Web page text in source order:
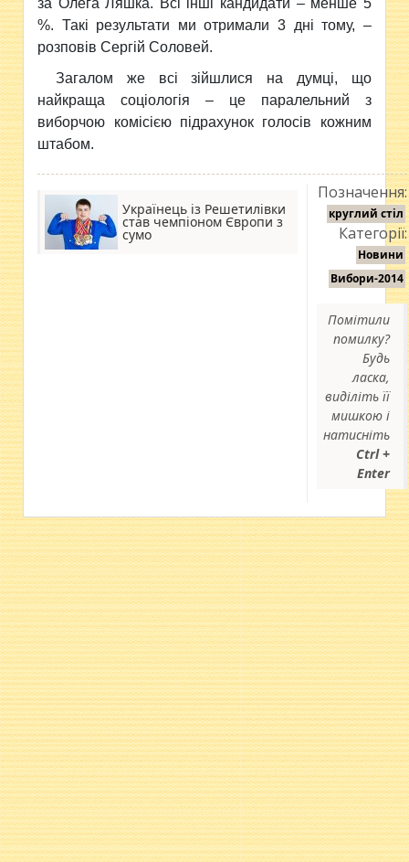
%. Такі результати ми отримали 3 дні тому, –
розповів Сергій Соловей.
Загалом же всі зійшлися на думці, що
найкраща соціологія – це паралельний з
виборчою комісією підрахунок голосів кожним
штабом.
Українець із Решетилівки
став чемпіоном Європи з
сумо
Позначення:
круглий стіл
Категорії:
Новини
Вибори-2014
Помітили
помилку?
Будь
ласка,
виділіть її
мишкою і
натисніть
Ctrl +
Enter